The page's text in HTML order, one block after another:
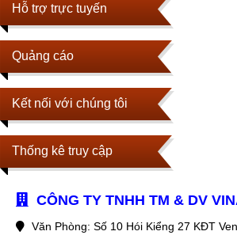
Hỗ trợ trực tuyến
Quảng cáo
Kết nối với chúng tôi
Thống kê truy cập
CÔNG TY TNHH TM & DV
Văn Phòng: Số 10 Hói Kiểng 27 KĐT